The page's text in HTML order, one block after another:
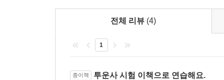
4) 문제별 난이도 표시
각 문제에 상/중/하로 표시된 난이도를 확인하고,
3. 시험에 자주 출제되는 Topic만 담은 [리얼 기출
방대한 시험 범위에서 빈출되는 Topic만을 선별
전체 리뷰 (4)
1
종이책 투운사 시험 이책으로 연습해요.